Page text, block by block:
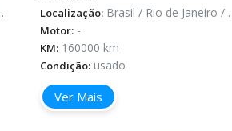
Localização: Brasil / Rio de Janeiro / Estado Do Rio De Janeiro
Motor: -
KM: 160000 km
Condição: usado
Ver Mais